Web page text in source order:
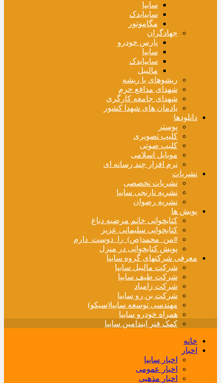
سایپا
سایپایدک
مگاموتور
جهادگران
پارس خودرو
سایپا
سایپایدک
مالیبل
ریشوهای با ریشه
شهدای مدافع حرم
شهدای جامعه کارگری
یادمان های شهدا کشور
دانلودها
پوستر
کلیپ تصویری
کلیپ صوتی
موبایل اسلامی
نرم افزار چند رسانه ای
نشریات
نشریات تخصصی
نشریه نارنجی سایپا
نشریه رضوان
پویش ها
کتابخوانی خانم مرضیه دباغ
کتابخوانی سلیمانی عزیز
#من_محمد(ص)_را_دوست_دارم
پویش کتابخوانی در منزل
معرفی شرکتهای گروه سایپا
شرکت مالیبل سایپا
شرکت طیف سایپا
شرکت زامیاد
شرکت بن رو سایپا
مهندسی توسعه سایپا(سیکو)
همراه خودرو سایپا
کمک فنر ایندامین سایپا
خانه
اخبار
اخبار سایپا
اخبار عمومی
اخبار مذهبی